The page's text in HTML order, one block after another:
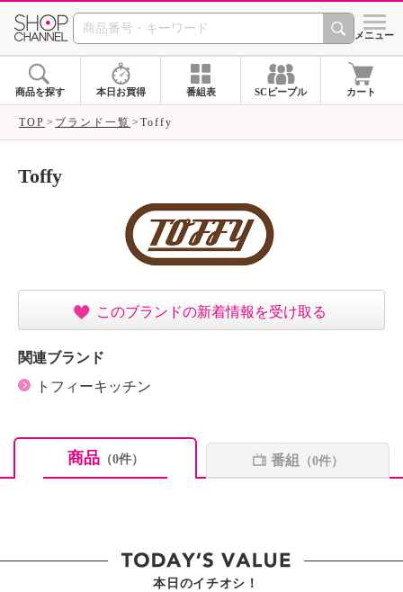
SHOP CHANNEL ショッ
メニュー
商品を探す 本日お買得 番組表 SCピープル カート
TOP ブランド一覧 Toffy
Toffy
このブランドの新着情報を受け取る
関連ブランド
トフィーキッチン
商品（0件） 番組 （0件）
本日のイチオシ！